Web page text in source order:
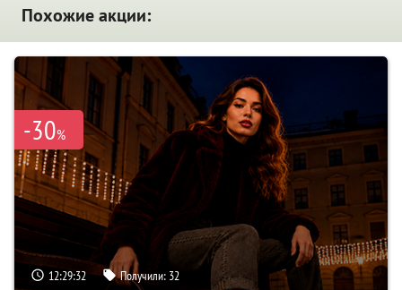
Похожие акции:
-30%
12:29:31 Получили: 32